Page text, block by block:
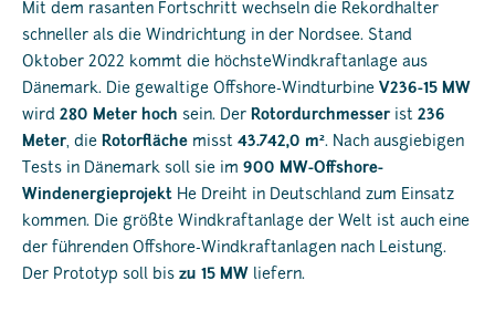
Mit dem rasanten Fortschritt wechseln die Rekordhalter
schneller als die Windrichtung in der Nordsee. Stand
Oktober 2022 kommt die höchsteWindkraftanlage aus
Dänemark. Die gewaltige Offshore-Windturbine V236-15 MW
wird 280 Meter hoch sein. Der Rotordurchmesser ist 236
Meter, die Rotorfläche misst 43.742,0 m². Nach ausgiebigen
Tests in Dänemark soll sie im 900 MW-Offshore-
Windenergieprojekt He Dreiht in Deutschland zum Einsatz
kommen. Die größte Windkraftanlage der Welt ist auch eine
der führenden Offshore-Windkraftanlagen nach Leistung.
Der Prototyp soll bis zu 15 MW liefern.